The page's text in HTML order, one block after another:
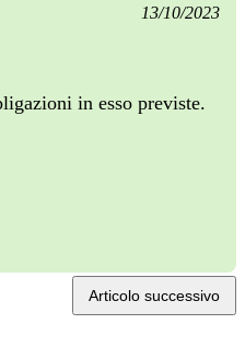
13/10/2023
in esso previste.
Articolo successivo